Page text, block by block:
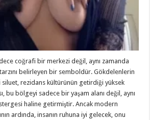
coğrafi bir merkezi değil, aynı zamanda
belirleyen bir semboldür. Gökdelenlerin
rezidans kültürünün getirdiği yüksek
bu bölgeyi sadece bir yaşam alanı değil, aynı
haline getirmiştir. Ancak modern
ardında, insanın ruhuna iyi gelecek, onu